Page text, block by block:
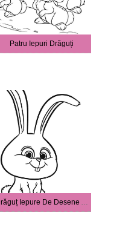
Patru Iepuri Drăguți
Drăguț Iepure De Desene Animate